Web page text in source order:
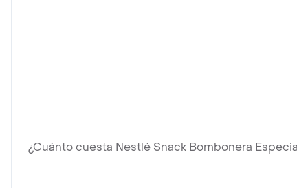
¿Cuánto cuesta Nestlé Snack Bombonera